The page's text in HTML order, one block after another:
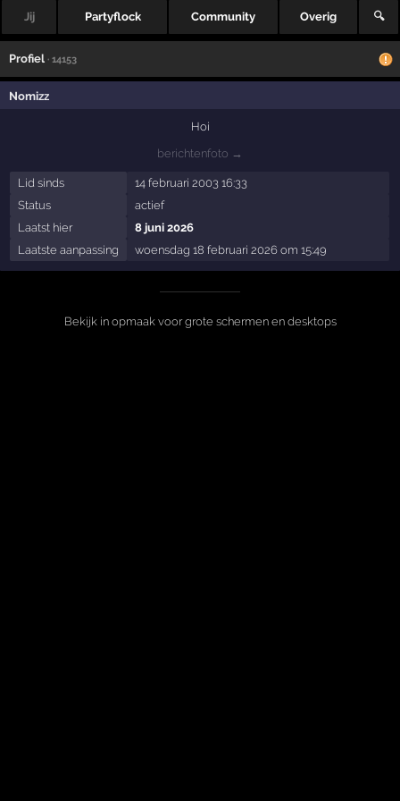
Jij Partyflock Community Overig 🔍
Profiel · 14153
Nomizz
Hoi
berichtenfoto →
Lid sinds
14 februari 2003 16:33
Status
actief
Laatst hier
8 juni 2026
Laatste aanpassing
woensdag 18 februari 2026 om 15:49
Bekijk in opmaak voor grote schermen en desktops